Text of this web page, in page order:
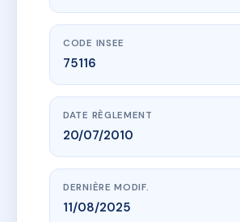
CODE INSEE
75116
DATE RÈGLEMENT
20/07/2010
DERNIÈRE MODIF.
11/08/2025